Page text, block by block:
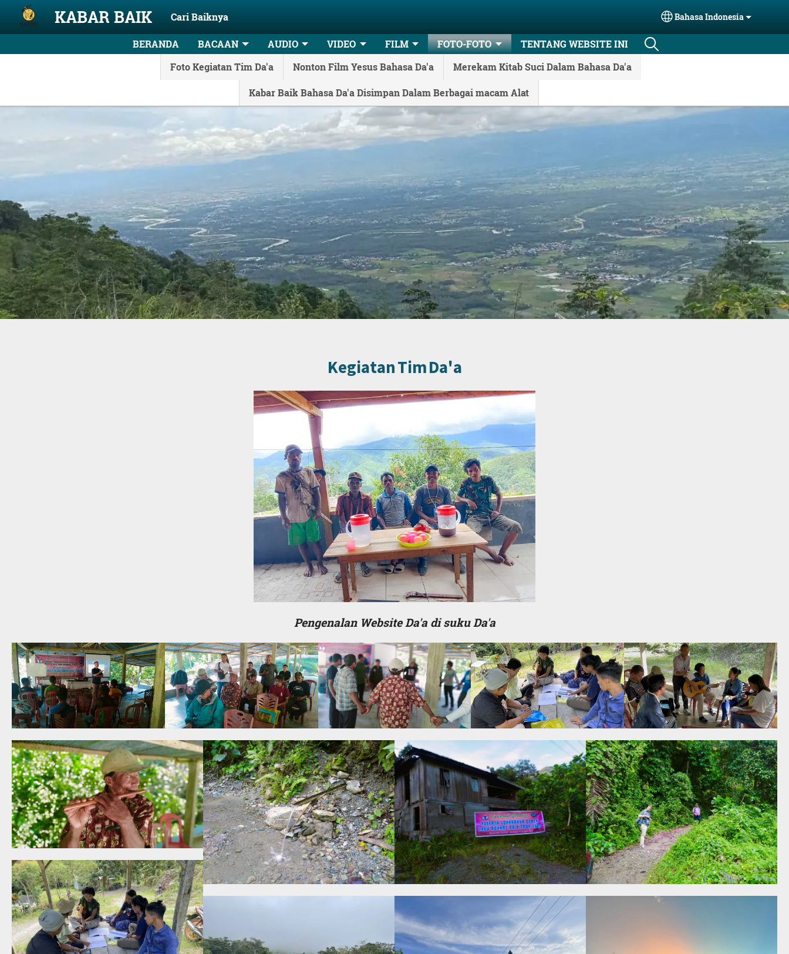
Skip to main content
KABAR BAIK Cari Baiknya Select your language
Bahasa Indonesia
BERANDA BACAAN AUDIO VIDEO FILM
FOTO-FOTO
Foto Kegiatan Tim Da'a
Nonton Film Yesus Bahasa Da'a Merekam Kitab Suci Dalam Bahasa Da'a
Kabar Baik Bahasa Da'a Disimpan Dalam Berbagai macam Alat
TENTANG WEBSITE INI
Kegiatan Tim Da'a
Pengenalan Website Da'a di suku Da'a